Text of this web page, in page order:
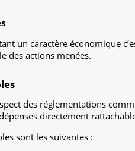
un caractère économique
des actions menées.
des réglementations
directement
sont les suivantes :